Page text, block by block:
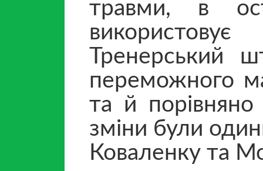
травми, в
Тренерський
переможного
та й
зміни були
Коваленку та